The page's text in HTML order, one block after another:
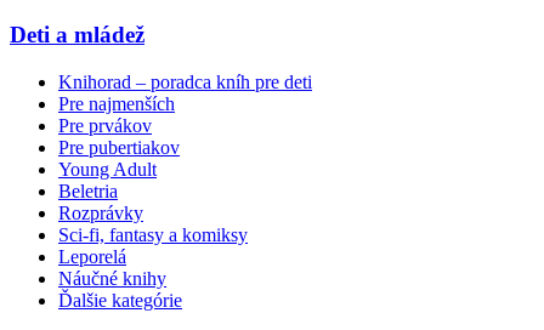
Deti a mládež
Knihorad – poradca kníh pre deti
Pre najmenších
Pre prvákov
Pre pubertiakov
Young Adult
Beletria
Rozprávky
Sci-fi, fantasy a komiksy
Leporelá
Náučné knihy
Ďalšie kategórie